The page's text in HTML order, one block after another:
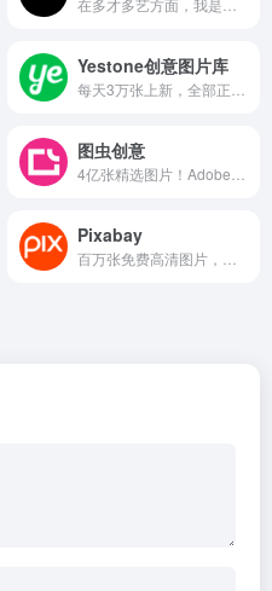
Yestone创意图片库
图虫创意
Pixabay